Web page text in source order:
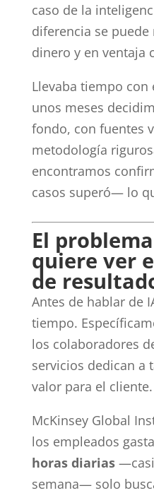
caso de la
diferencia se
dinero y en ventaja
Llevaba tiempo
unos meses
fondo, con fuentes
metodología
encontramos
casos superó— lo
El
quiere ver
de
Antes de hablar de
tiempo.
los colaboradores
servicios dedican a
valor para el cliente.
McKinsey Global
los empleados
horas diarias—casi
semana— solo